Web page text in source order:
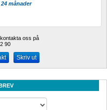
månader
oss på
90
Skriv ut